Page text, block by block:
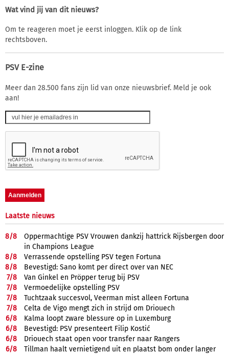
Wat vind jij van dit nieuws?
Om te reageren moet je eerst inloggen. Klik op de link
rechtsboven.
PSV E-zine
Meer dan 28.500 fans zijn lid van onze nieuwsbrief. Meld je ook
aan!
Laatste nieuws
8/8
Oppermachtige PSV Vrouwen dankzij hattrick Rijsbergen door
in Champions League
8/8
Verrassende opstelling PSV tegen Fortuna
8/8
Bevestigd: Sano komt per direct over van NEC
7/8
Van Ginkel en Pröpper terug bij PSV
7/8
Vermoedelijke opstelling PSV
7/8
Tuchtzaak succesvol, Veerman mist alleen Fortuna
7/8
Celta de Vigo mengt zich in strijd om Driouech
6/8
Kalma loopt zware blessure op in Luxemburg
6/8
Bevestigd: PSV presenteert Filip Kostić
6/8
Driouech staat open voor transfer naar Rangers
6/8
Tillman haalt vernietigend uit en plaatst bom onder langer